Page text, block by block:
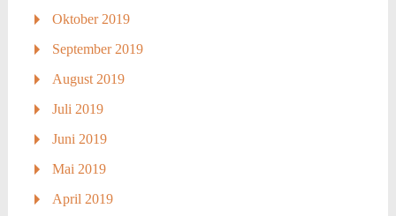
Oktober 2019
September 2019
August 2019
Juli 2019
Juni 2019
Mai 2019
April 2019